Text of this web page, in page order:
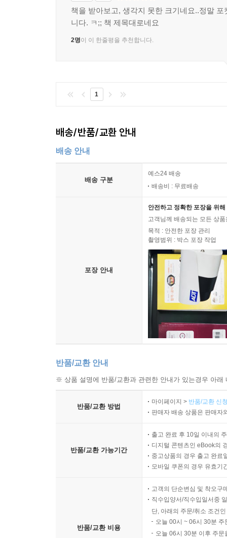
책을 받아보고, 생각지 못한 크기네요..정말 포
니다. ㅋ;; 책 제목대로네요
2명이 이 한줄평을 추천합니다.
1
배송/반품/교환 안내
배송 안내
배송 구분
예스24 배송
배송비 : 무료배송
포장 안내
안전하고 정확한 포장을 위
고객님께 배송되는 모든 상
목적 : 안전한 포장 관리
촬영범위 : 박스 포장 작업
반품/교환 안내
※ 상품 설명에 반품/교환과 관련한 안내가 있는경우 아
반품/교환 방법
마이페이지 > 반품/교환 신
판매자 배송 상품은 판매자
반품/교환 가능기간
출고 완료 후 10일 이내의
디지털 콘텐츠인 eBook의
중고상품의 경우 출고 완료
모바일 쿠폰의 경우 유효기
반품/교환 비용
고객의 단순변심 및 착오구
직수입양서/직수입일서중
단, 아래의 주문/취소 조건
오늘 00시 ~ 06시 30분
오늘 06시 30분 이후 주